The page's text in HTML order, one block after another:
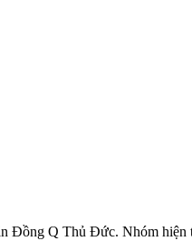
Đồng Q Thủ Đức. Nhóm hiện